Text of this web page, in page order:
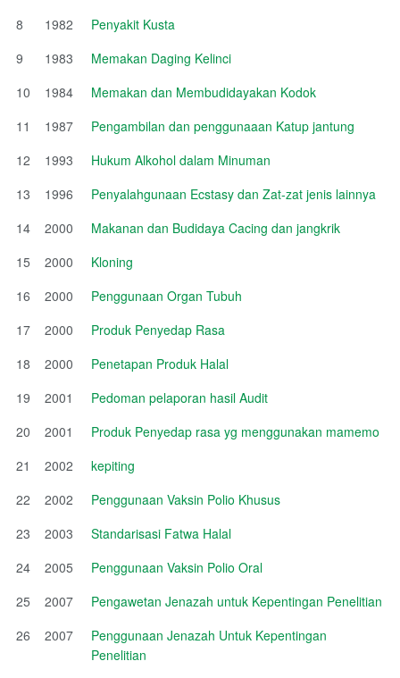
8
1982
Penyakit Kusta
9
1983
Memakan Daging Kelinci
10
1984
Memakan dan Membudidayakan Kodok
11
1987
Pengambilan dan penggunaaan Katup jantung
12
1993
Hukum Alkohol dalam Minuman
13
1996
Penyalahgunaan Ecstasy dan Zat-zat jenis lainnya
14
2000
Makanan dan Budidaya Cacing dan jangkrik
15
2000
Kloning
16
2000
Penggunaan Organ Tubuh
17
2000
Produk Penyedap Rasa
18
2000
Penetapan Produk Halal
19
2001
Pedoman pelaporan hasil Audit
20
2001
Produk Penyedap rasa yg menggunakan mamemo
21
2002
kepiting
22
2002
Penggunaan Vaksin Polio Khusus
23
2003
Standarisasi Fatwa Halal
24
2005
Penggunaan Vaksin Polio Oral
25
2007
Pengawetan Jenazah untuk Kepentingan Penelitian
26
2007
Penggunaan Jenazah Untuk Kepentingan
Penelitian